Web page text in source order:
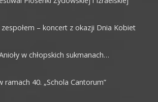
zespołem – koncert z okazji Dnia Kobiet
w chłopskich sukmanach…
ramach 40. „Schola Cantorum”